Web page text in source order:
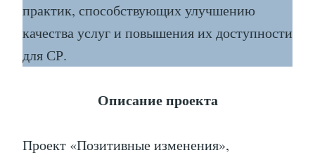
практик, способствующих улучшению
качества услуг и повышения их доступности
для СР.
Описание проекта
Проект «Позитивные изменения»,